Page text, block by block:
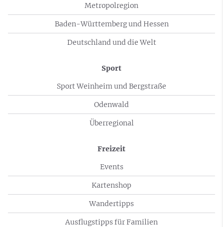
Metropolregion
Baden-Württemberg und Hessen
Deutschland und die Welt
Sport
Sport Weinheim und Bergstraße
Odenwald
Überregional
Freizeit
Events
Kartenshop
Wandertipps
Ausflugstipps für Familien